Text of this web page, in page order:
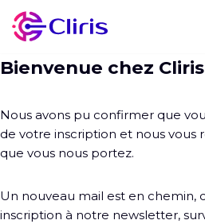
Aller
au
Bienvenue chez
Nous avons pu confirmer que
de votre inscription et nous vous
que vous nous portez.
Un nouveau mail est en chemin,
inscription à notre newsletter,